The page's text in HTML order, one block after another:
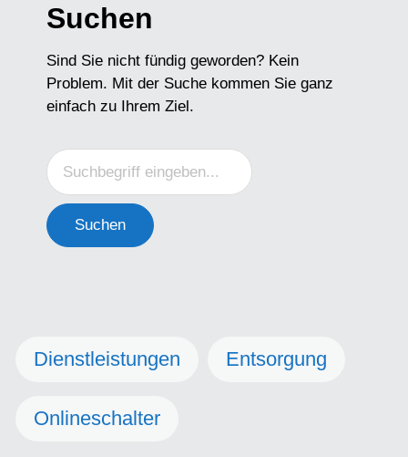
Suchen
Sind Sie nicht fündig geworden? Kein
Problem. Mit der Suche kommen Sie ganz
einfach zu Ihrem Ziel.
Suchen
Dienstleistungen Entsorgung
Onlineschalter